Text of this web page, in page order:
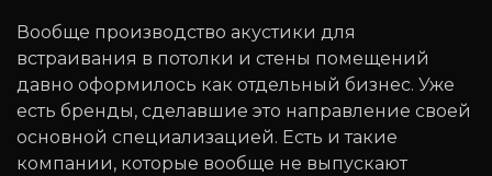
Вообще производство акустики для
встраивания в потолки и стены помещений
давно оформилось как отдельный бизнес. Уже
есть бренды, сделавшие это направление своей
основной специализацией. Есть и такие
компании, которые вообще не выпускают